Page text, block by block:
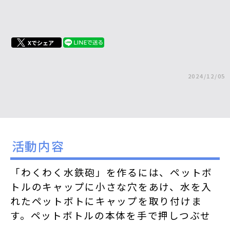
Xでシェア
2024/12/05
活動内容
「わくわく水鉄砲」を作るには、ペットボ
トルのキャップに小さな穴をあけ、水を入
れたペットボトにキャップを取り付けま
す。ペットボトルの本体を手で押しつぶせ